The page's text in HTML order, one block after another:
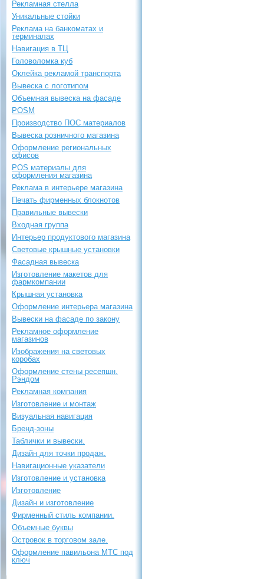
Рекламная стелла
Уникальные стойки
Реклама на банкоматах и
терминалах
Навигация в ТЦ
Головоломка куб
Оклейка рекламой транспорта
Вывеска с логотипом
Объемная вывеска на фасаде
POSM
Производство ПОС материалов
Вывеска розничного магазина
Оформление региональных
офисов
POS материалы для
оформления магазина
Реклама в интерьере магазина
Печать фирменных блокнотов
Правильные вывески
Входная группа
Интерьер продуктового магазина
Световые крышные установки
Фасадная вывеска
Изготовление макетов для
фармкомпании
Крышная установка
Оформление интерьера магазина
Вывески на фасаде по закону
Рекламное оформление
магазинов
Изображения на световых
коробах
Оформление стены ресепшн.
Рэндом
Рекламная компания
Изготовление и монтаж
Визуальная навигация
Бренд-зоны
Таблички и вывески.
Дизайн для точки продаж.
Навигационные указатели
Изготовление и установка
Изготовление
Дизайн и изготовление
Фирменный стиль компании.
Объемные буквы
Островок в торговом зале.
Оформление павильона МТС под
ключ